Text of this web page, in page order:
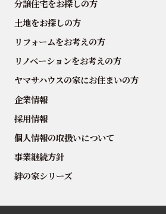
分譲住宅をお探しの方
土地をお探しの方
リフォームをお考えの方
リノベーションをお考えの方
ヤマサハウスの家にお住まいの方
企業情報
採用情報
個人情報の取扱いについて
事業継続方針
絆の家シリーズ